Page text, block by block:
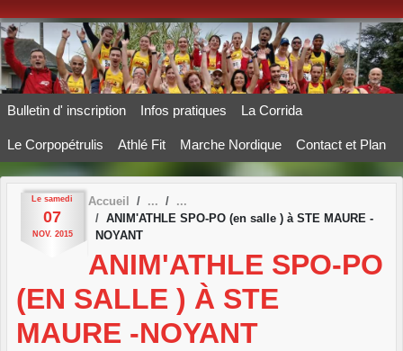
Bulletin d' inscription Infos pratiques La Corrida
Le Corpopétrulis Athlé Fit Marche Nordique Contact et Plan
Le samedi
07
NOV. 2015
Accueil
ANIM'ATHLE SPO-PO (en salle ) à STE MAURE -
NOYANT
ANIM'ATHLE SPO-PO
(EN SALLE ) À STE
MAURE -NOYANT